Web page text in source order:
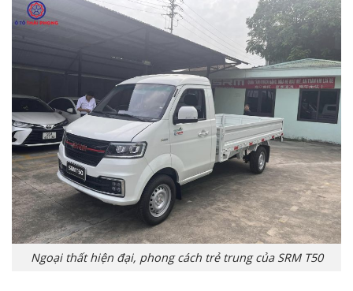
Ngoại thất hiện đại, phong cách trẻ trung của SRM T50